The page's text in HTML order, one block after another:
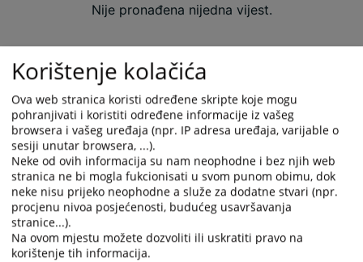
Nije pronađena nijedna vijest.
Korištenje kolačića
Ova web stranica koristi određene skripte koje mogu
pohranjivati i koristiti određene informacije iz vašeg
browsera i vašeg uređaja (npr. IP adresa uređaja, varijable o
sesiji unutar browsera, ...).
Neke od ovih informacija su nam neophodne i bez njih web
stranica ne bi mogla fukcionisati u svom punom obimu, dok
neke nisu prijeko neophodne a služe za dodatne stvari (npr.
procjenu nivoa posjećenosti, budućeg usavršavanja
stranice...).
Na ovom mjestu možete dozvoliti ili uskratiti pravo na
korištenje tih informacija.